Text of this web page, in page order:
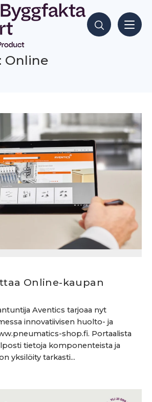
Hae sisältöjä
Online
Online-kaupan
Aventics tarjoaa nyt
innovatiivisen huolto- ja
shop.fi. Portaalista
tietoja komponenteista ja
yksilöity tarkasti...